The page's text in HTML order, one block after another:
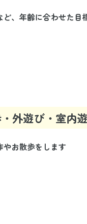
、年齢に合わせた目
外遊び・室内
お散歩をします